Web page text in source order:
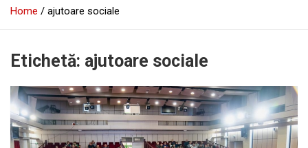
Home ajutoare sociale
Etichetă: ajutoare sociale